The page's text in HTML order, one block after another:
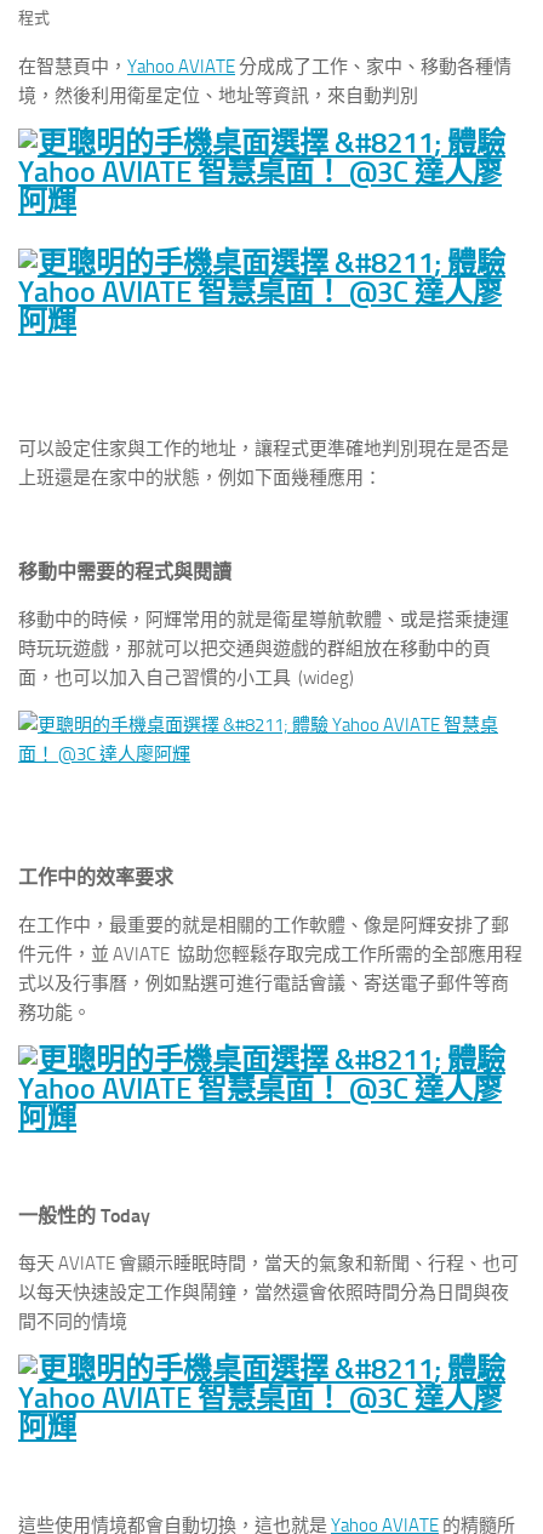
在智慧頁中， Yahoo AVIATE分成成了工作、家中、移動各種情
境，然後利用衛星定位、地址等資訊，來自動判別
可以設定住家與工作的地址，讓程式更準確地判別現在是否是
上班還是在家中的狀態，例如下面幾種應用：
移動中需要的程式與閱讀
移動中的時候，阿輝常用的就是衛星導航軟體、或是搭乘捷運
時玩玩遊戲，那就可以把交通與遊戲的群組放在移動中的頁
面，也可以加入自己習慣的小工具 (wideg)
工作中的效率要求
在工作中，最重要的就是相關的工作軟體、像是阿輝安排了郵
件元件，並 AVIATE 協助您輕鬆存取完成工作所需的全部應用程
式以及行事曆，例如點選可進行電話會議、寄送電子郵件等商
務功能。
一般性的 Today
每天 AVIATE 會顯示睡眠時間，當天的氣象和新聞、行程、也可
以每天快速設定工作與鬧鐘，當然還會依照時間分為日間與夜
間不同的情境
這些使用情境都會自動切換，這也就是 Yahoo AVIATE 的精髓所